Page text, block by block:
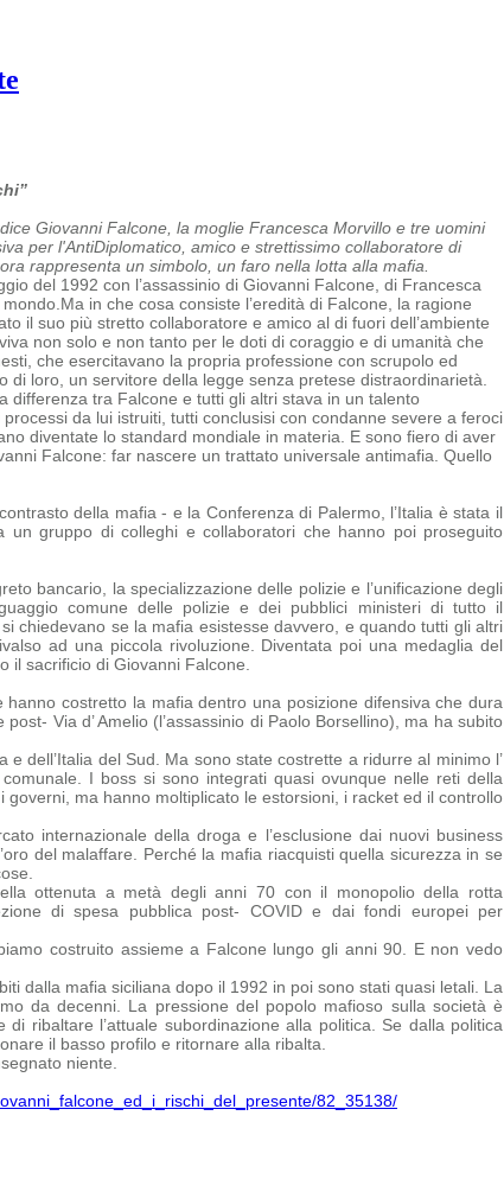
Giovanni Falcone, la moglie Francesca Morvillo e tre uomini
per l'AntiDiplomatico, amico e strettissimo collaboratore di
rappresenta un simbolo, un faro nella lotta alla mafia.
del 1992 con l’assassinio di Giovanni Falcone, di Francesca
Ma in che cosa consiste l’eredità di Falcone, la ragione
il suo più stretto collaboratore e amico al di fuori dell’ambiente
non solo e non tanto per le doti di coraggio e di umanità che
che esercitavano la propria professione con scrupolo ed
di loro, un servitore della legge senza pretese distraordinarietà.
differenza tra Falcone e tutti gli altri stava in un talento
da lui istruiti, tutti conclusisi con condanne severe a feroci
diventate lo standard mondiale in materia. E sono fiero di aver
Falcone: far nascere un trattato universale antimafia. Quello
della mafia - e la Conferenza di Palermo, l’Italia è stata il
un gruppo di colleghi e collaboratori che hanno poi proseguito
bancario, la specializzazione delle polizie e l’unificazione degli
comune delle polizie e dei pubblici ministeri di tutto il
chiedevano se la mafia esistesse davvero, e quando tutti gli altri
ad una piccola rivoluzione. Diventata poi una medaglia del
il sacrificio di Giovanni Falcone.
costretto la mafia dentro una posizione difensiva che dura
Via d’ Amelio (l’assassinio di Paolo Borsellino), ma ha subito
dell’Italia del Sud. Ma sono state costrette a ridurre al minimo l’
I boss si sono integrati quasi ovunque nelle reti della
governi, ma hanno moltiplicato le estorsioni, i racket ed il controllo
internazionale della droga e l’esclusione dai nuovi business
del malaffare. Perché la mafia riacquisti quella sicurezza in se
ottenuta a metà degli anni 70 con il monopolio della rotta
di spesa pubblica post- COVID e dai fondi europei per
costruito assieme a Falcone lungo gli anni 90. E non vedo
dalla mafia siciliana dopo il 1992 in poi sono stati quasi letali. La
da decenni. La pressione del popolo mafioso sulla società è
ribaltare l’attuale subordinazione alla politica. Se dalla politica
il basso profilo e ritornare alla ribalta.
niente.
82_35138/